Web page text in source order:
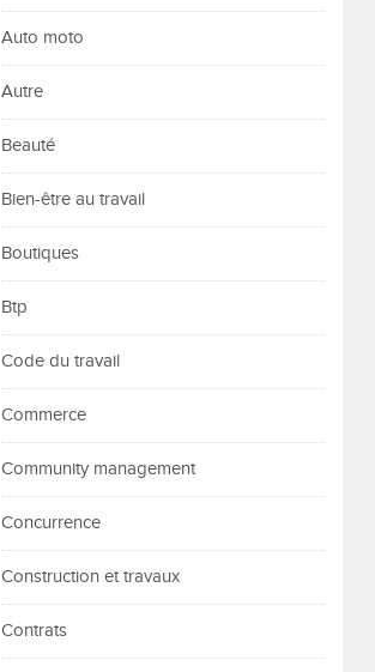
Auto moto
Autre
Beauté
Bien-être au travail
Boutiques
Btp
Code du travail
Commerce
Community management
Concurrence
Construction et travaux
Contrats